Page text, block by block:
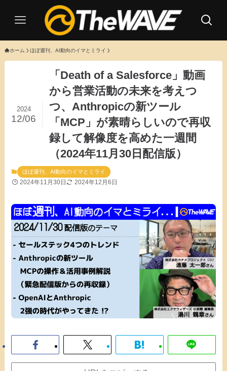
ホーム ほぼ週刊、AI動向のイマとミライ
「Death of a Salesforce」動画
から営業活動の未来を考えつ
つ、Anthropicの新ツール
「MCP」が素晴らしいので再収
録して解像度を高めた一週間
（2024年11月30日配信版）
2024
12/06
ほぼ週刊、AI動向のイマとミライ
2024年11月30日 2024年12月6日